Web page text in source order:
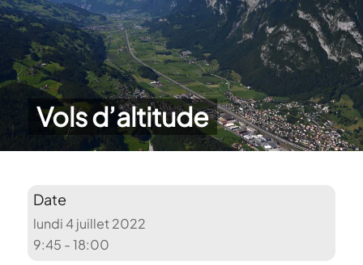
Vols d’altitude
Date
lundi 4 juillet 2022
9:45 - 18:00